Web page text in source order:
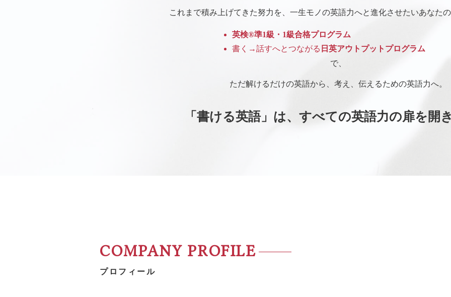
これまで積み上げてきた努力を、 一生モノの英語力へと進化させたいあなた
英検®︎準1級・1級合格プログラム
書く→話すへとつながる 日英アウトプットプログラム
で、
ただ解けるだけの英語から、 考え、伝えるための英語力へ。
「書ける英語」は、すべての英語力の扉を開
COMPANY PROFILE
プロフィール